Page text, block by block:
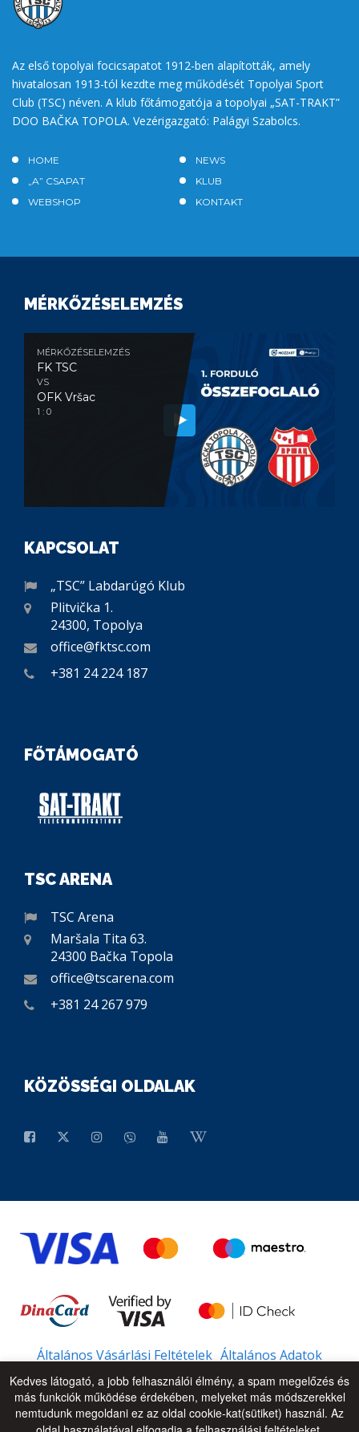
Az első topolyai focicsapatot 1912-ben alapították, amely
hivatalosan 1913-tól kezdte meg működését Topolyai Sport
Club (TSC) néven. A klub főtámogatója a topolyai „SAT-TRAKT”
DOO BAČKA TOPOLA. Vezérigazgató: Palágyi Szabolcs.
HOME
NEWS
„A” CSAPAT
KLUB
WEBSHOP
KONTAKT
MÉRKŐZÉSELEMZÉS
MÉRKŐZÉSELEMZÉS
FK TSC
VS
OFK Vršac
1 : 0
KAPCSOLAT
„TSC” Labdarúgó Klub
Plitvička 1.
24300, Topolya
office@fktsc.com
+381 24 224 187
FŐTÁMOGATÓ
TSC ARENA
TSC Arena
Maršala Tita 63.
24300 Bačka Topola
office@tscarena.com
+381 24 267 979
KÖZÖSSÉGI OLDALAK
Általános Vásárlási Feltételek Általános Adatok
© 2026 - All Rights Reserved UP
Kedves látogató, a jobb felhasználói élmény, a spam megelőzés és
más funkciók működése érdekében, melyeket más módszerekkel
nemtudunk megoldani ez az oldal cookie-kat(sütiket) használ. Az